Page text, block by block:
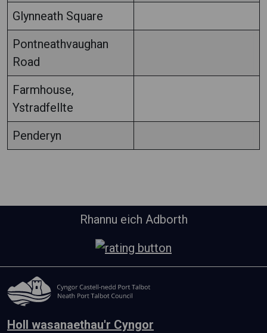
Glynneath Square
Pontneathvaughan
Road
Farmhouse,
Ystradfellte
Penderyn
Rhannu eich Adborth
Holl wasanaethau'r Cyngor